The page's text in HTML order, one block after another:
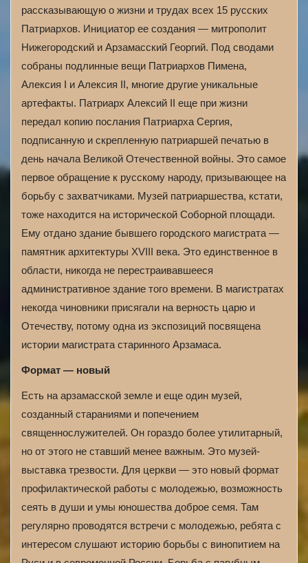
рассказывающую о жизни и трудах всех 15 русских
Патриархов. Инициатор ее создания — митрополит
Нижегородский и Арзамасский Георгий. Под сводами
собраны подлинные вещи Патриархов Пимена,
Алексия I и Алексия II, многие другие уникальные
артефакты. Патриарх Алексий II еще при жизни
передал копию послания Патриарха Сергия,
подписанную и скрепленную патриаршей печатью в
день начала Великой Отечественной войны. Это самое
первое обращение к русскому народу, призывающее на
борьбу с захватчиками. Музей патриаршества, кстати,
тоже находится на исторической Соборной площади.
Ему отдано здание бывшего городского магистрата —
памятник архитектуры XVIII века. Это единственное в
области, никогда не перестраивавшееся
административное здание того времени. В магистратах
некогда чиновники присягали на верность царю и
Отечеству, потому одна из экспозиций посвящена
истории магистрата старинного Арзамаса.
Формат — новый
Есть на арзамасской земле и еще один музей,
созданный стараниями и попечением
священнослужителей. Он гораздо более утилитарный,
но от этого не ставший менее важным. Это музей-
выставка трезвости. Для церкви — это новый формат
профилактической работы с молодежью, возможность
сеять в души и умы юношества доброе семя. Там
регулярно проводятся встречи с молодежью, ребята с
интересом слушают историю борьбы с винопитием на